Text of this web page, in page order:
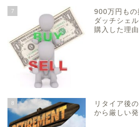
7
900万円もの
ダッチシェ
購入した理由
8
リタイア後
から厳しい